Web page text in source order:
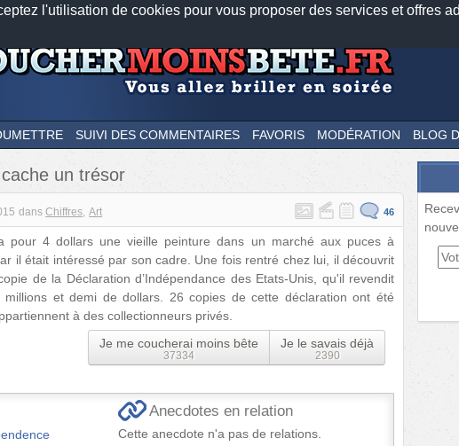
l'utilisation de cookies pour vous proposer des services et offres
Nos applications mobiles Newsletter Facebook
Twitter
SUIVI DES COMMENTAIRES FAVORIS MODÉRATION BLOG
un trésor
dans Chiffres Art 46
pour 4 dollars une vieille peinture dans un marché aux puces à
il était intéressé par son cadre. Une fois rentré chez lui, il découvrit
de la Déclaration d’Indépendance des Etats-Unis, qu'il revendit
et demi de dollars. 26 copies de cette déclaration ont été
à des collectionneurs privés.
Je me coucherai moins bête
37334
Je le savais déjà
2390
Anecdotes en relation
Cette anecdote n'a pas de relations.